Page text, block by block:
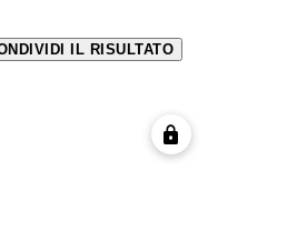
IL RISULTATO